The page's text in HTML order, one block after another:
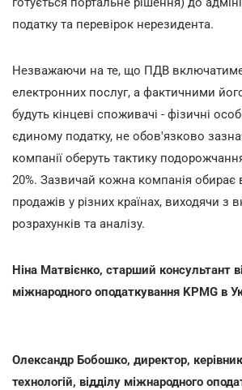
податку та перевірок нерезидента.
Незважаючи на те, що ПДВ
електронних послуг, а фактичними
будуть кінцеві споживачі - фізичні
єдиному податку, не обов'язково
компанії оберуть тактику
20%. Зазвичай кожна компанія обирає
продажів у різних країнах, виходячи з
розрахунків та аналізу.
Ніна Матвієнко, старший консультант
міжнародного оподаткування KPMG в
Олександр Бобошко, директор,
технологій, відділу міжнародного